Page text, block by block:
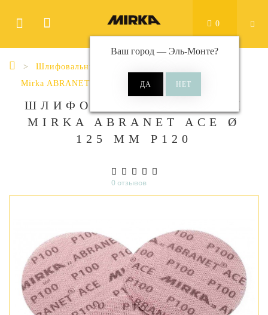
Ваш город — Эль-Монте?
0
Шлифовальные материалы
Mirka ABRANET ACE
Abranet Ace Ø 125 мм
ШЛИФОВАЛЬНЫЕ КРУГИ
MIRKA ABRANET ACE Ø
125 ММ P120
0 отзывов